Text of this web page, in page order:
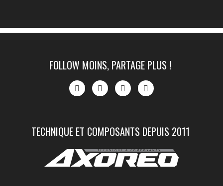
FOLLOW MOINS, PARTAGE PLUS !
TECHNIQUE ET COMPOSANTS DEPUIS 2011